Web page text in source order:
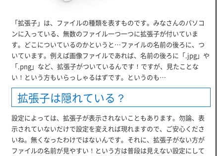
「拡張子」は、ファイルの種類を表すものです。みなさんのパソコ
ンに入っている、無数のファイル一つ一つに拡張子が付いていま
す。どこについているのかというと…ファイルの名前の後ろに、つ
いています。例えば画像ファイルであれば、名前の後ろに「.jpg」や
「.png」など、拡張子がついているんです！ですが、見たことな
い！という方もいらっしゃるはずです。というのも…
拡張子は隠れている？
設定によっては、拡張子が表示されないこともあります。勿論、表
示されていないだけで設定を変えれば現れますので、ご安心くださ
いね。無くなったわけではないんです。それに、拡張子がない方が
ファイルの名前が見やすい！という方は普段は見えない設定にして